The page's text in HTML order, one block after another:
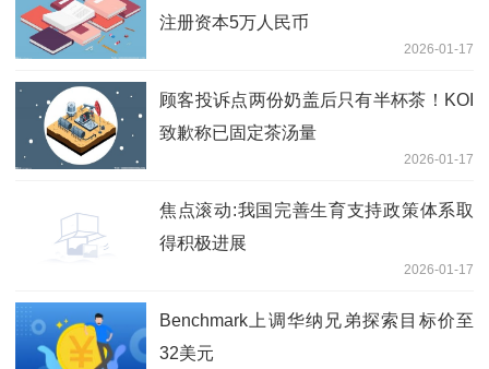
注册资本5万人民币
2026-01-17
顾客投诉点两份奶盖后只有半杯茶！KOI
致歉称已固定茶汤量
2026-01-17
焦点滚动:我国完善生育支持政策体系取
得积极进展
2026-01-17
Benchmark上调华纳兄弟探索目标价至
32美元